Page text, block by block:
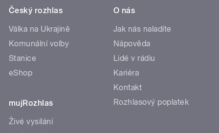
Český rozhlas
Válka na Ukrajině
Komunální volby
Stanice
eShop
mujRozhlas
Živé vysílání
O nás
Jak nás naladíte
Nápověda
Lidé v rádiu
Kariéra
Kontakt
Rozhlasový poplatek